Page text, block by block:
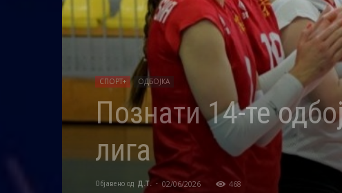
СПОРТ+ ОДБОЈКА
Познати 14-те
лига
Објавено од Д.Т. - 02/06/2026 468